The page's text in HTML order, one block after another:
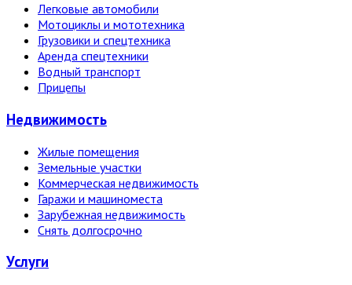
Легковые автомобили
Мотоциклы и мототехника
Грузовики и спецтехника
Аренда спецтехники
Водный транспорт
Прицепы
Недвижи­мость
Жилые помещения
Земельные участки
Коммерческая недвижимость
Гаражи и машиноместа
Зарубежная недвижимость
Снять долгосрочно
Услуги